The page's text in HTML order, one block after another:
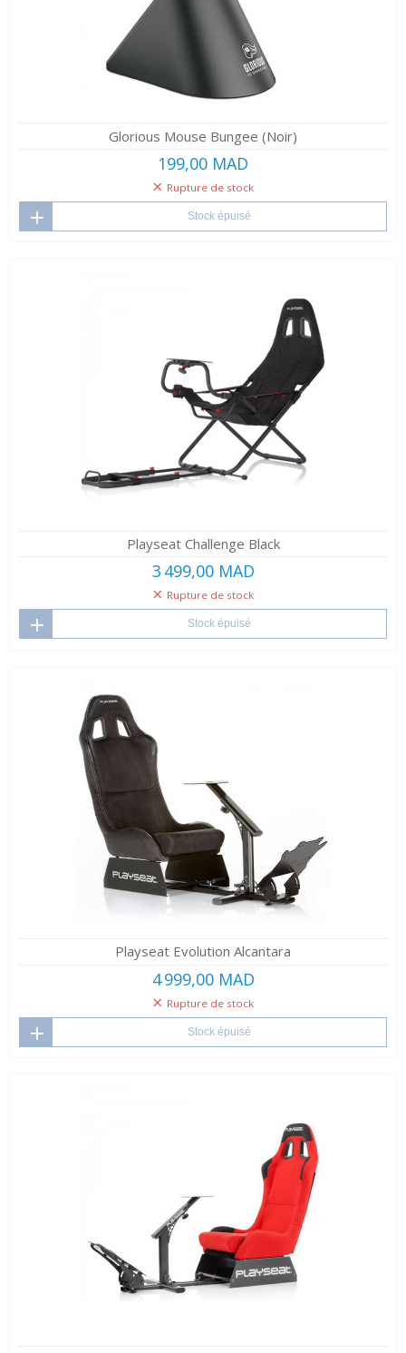
Glorious Mouse Bungee (Noir)
199,00 MAD
Rupture de stock
Stock épuisé
Playseat Challenge Black
3 499,00 MAD
Rupture de stock
Stock épuisé
Playseat Evolution Alcantara
4 999,00 MAD
Rupture de stock
Stock épuisé